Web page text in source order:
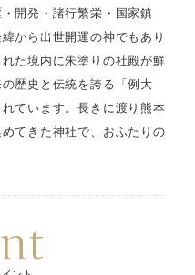
開発・諸行繁栄・国家鎮
から出世開運の神でもあり
た境内に朱塗りの社殿が鮮
歴史と伝統を誇る「例大
ています。長きに渡り熊本
てきた神社で、おふたりの